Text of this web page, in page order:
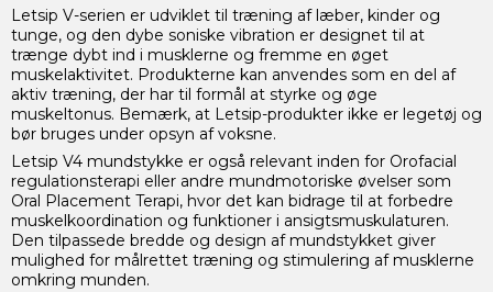
Letsip V-serien er udviklet til træning af læber, kinder og
tunge, og den dybe soniske vibration er designet til at
trænge dybt ind i musklerne og fremme en øget
muskelaktivitet. Produkterne kan anvendes som en del af
aktiv træning, der har til formål at styrke og øge
muskeltonus. Bemærk, at Letsip-produkter ikke er legetøj og
bør bruges under opsyn af voksne.
Letsip V4 mundstykke er også relevant inden for Orofacial
regulationsterapi eller andre mundmotoriske øvelser som
Oral Placement Terapi, hvor det kan bidrage til at forbedre
muskelkoordination og funktioner i ansigtsmuskulaturen.
Den tilpassede bredde og design af mundstykket giver
mulighed for målrettet træning og stimulering af musklerne
omkring munden.